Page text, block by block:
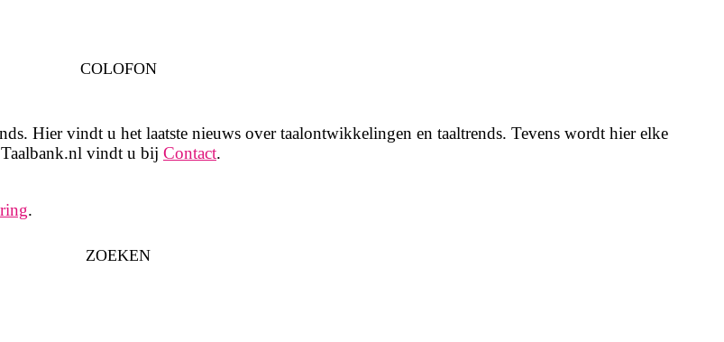
COLOFON
Hier vindt u het laatste nieuws over taalontwikkelingen en taaltrends. Tevens wordt hier elke
vindt u bij Contact.
.
ZOEKEN